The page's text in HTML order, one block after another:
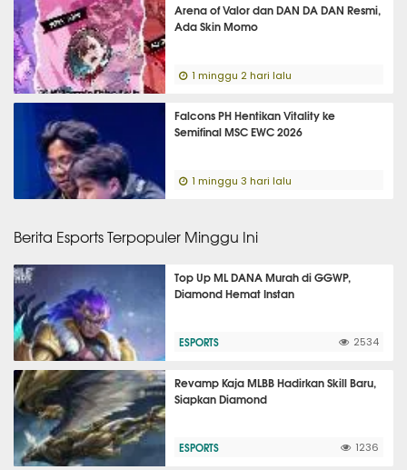
Arena of Valor dan DAN DA DAN Resmi,
Ada Skin Momo
1 minggu 2 hari lalu
Falcons PH Hentikan Vitality ke
Semifinal MSC EWC 2026
1 minggu 3 hari lalu
Berita Esports Terpopuler Minggu Ini
Top Up ML DANA Murah di GGWP,
Diamond Hemat Instan
ESPORTS 2534
Revamp Kaja MLBB Hadirkan Skill Baru,
Siapkan Diamond
ESPORTS 1236